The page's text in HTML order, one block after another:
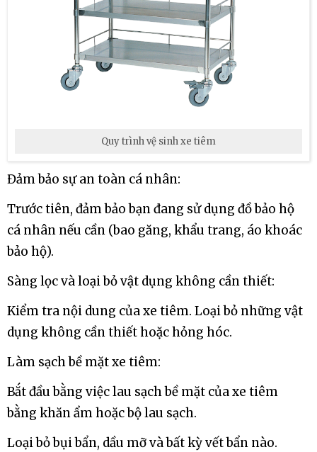
Quy trình vệ sinh xe tiêm
Đảm bảo sự an toàn cá nhân:
Trước tiên, đảm bảo bạn đang sử dụng đồ bảo hộ
cá nhân nếu cần (bao găng, khẩu trang, áo khoác
bảo hộ).
Sàng lọc và loại bỏ vật dụng không cần thiết:
Kiểm tra nội dung của xe tiêm. Loại bỏ những vật
dụng không cần thiết hoặc hỏng hóc.
Làm sạch bề mặt xe tiêm:
Bắt đầu bằng việc lau sạch bề mặt của xe tiêm
bằng khăn ẩm hoặc bộ lau sạch.
Loại bỏ bụi bẩn, dầu mỡ và bất kỳ vết bẩn nào.